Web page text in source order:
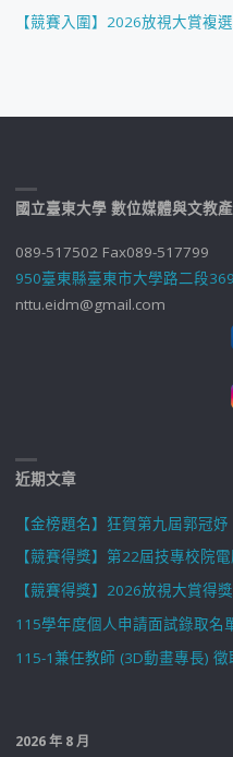
【競賽入圍】2026放視大賞複
國立臺東大學 數位媒體與文教
089-517502 Fax089-517799
950臺東縣臺東市大學路二段
nttu.eidm@gmail.com
近期文章
【金榜題名】狂賀第九屆郭冠
【競賽得獎】第22屆技專校院
【競賽得獎】2026放視大賞得
115學年度個人申請面試錄取名
115-1兼任教師 (3D動畫專長) 徵
2026 年 8 月